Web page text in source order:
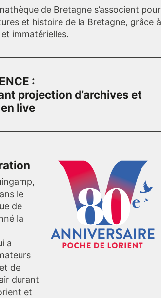
de Bretagne s’associent pour
et histoire de la Bretagne, grâce à
immatérielles.
:
projection d’archives et
live
le
de
la
a
de
durant
et